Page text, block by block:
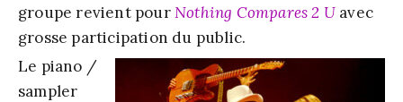
groupe revient pourNothing Compares 2 U avec
grosse participation du public.
Le piano /
sampler